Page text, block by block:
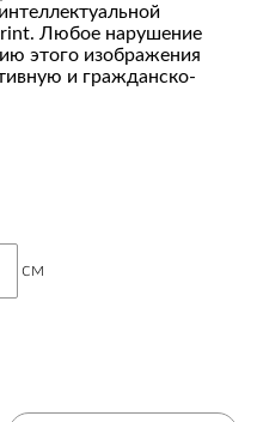
Любое нарушение
этого изображения
и гражданско-
см